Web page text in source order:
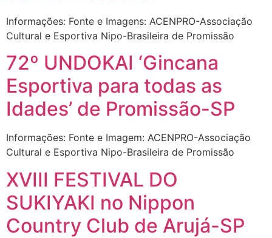
Informações: Fonte e Imagens: ACENPRO-Associação
Cultural e Esportiva Nipo-Brasileira de Promissão
72º UNDOKAI ‘Gincana
Esportiva para todas as
Idades’ de Promissão-SP
Informações: Fonte e Imagem: ACENPRO-Associação
Cultural e Esportiva Nipo-Brasileira de Promissão
XVIII FESTIVAL DO
SUKIYAKI no Nippon
Country Club de Arujá-SP